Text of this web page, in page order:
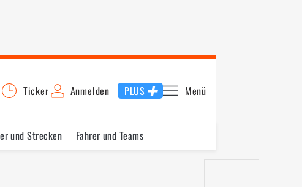
Ticker Anmelden PLUS Menü
und Strecken Fahrer und Teams